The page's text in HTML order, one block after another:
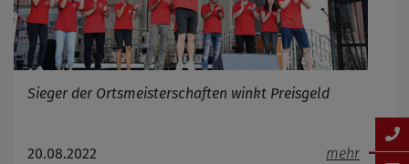
Sieger der Ortsmeisterschaften winkt Preisgeld
20.08.2022 mehr